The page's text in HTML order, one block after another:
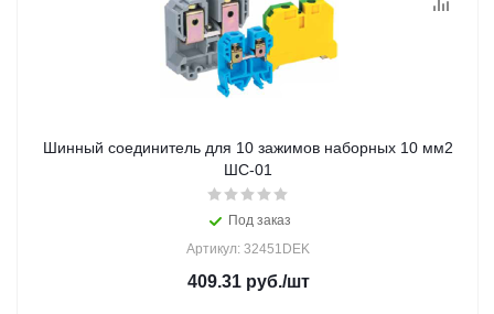
Шинный соединитель для 10 зажимов наборных 10 мм2
ШС-01
Под заказ
Артикул: 32451DEK
409.31руб./шт